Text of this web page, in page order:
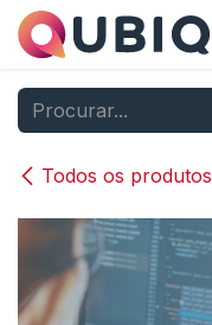
Pular para o conteúdo
Todos os produtos